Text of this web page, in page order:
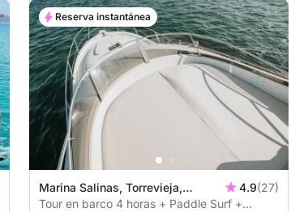
Marina Salinas, Torrevieja,
España
4.9(27)
Tour en barco 4 horas + Paddle Surf +
Reserva instantánea